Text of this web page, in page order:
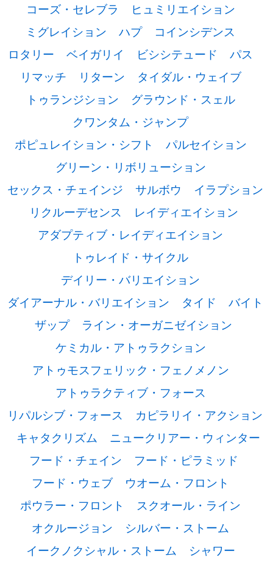
コーズ・セレブラ
ヒュミリエイション
ミグレイション
ハプ
コインシデンス
ロタリー
ベイガリイ ビシシテュード
パス
リマッチ
リターン
タイダル・ウェイブ
トゥランジション
グラウンド・スェル
クワンタム・ジャンプ
ポピュレイション・シフト
パルセイション
グリーン・リボリューション
セックス・チェインジ
サルボウ
イラプション
リクルーデセンス
レイディエイション
アダプティブ・レイディエイション
トゥレイド・サイクル
デイリー・バリエイション
ダイアーナル・バリエイション
タイド
バイト
ザップ
ライン・オーガニゼイション
ケミカル・アトゥラクション
アトゥモスフェリック・フェノメノン
アトゥラクティブ・フォース
リパルシブ・フォース
カピラリイ・アクション
キャタクリズム
ニュークリアー・ウィンター
フード・チェイン
フード・ピラミッド
フード・ウェブ
ウオーム・フロント
ポウラー・フロント
スクオール・ライン
オクルージョン
シルバー・ストーム
イークノクシャル・ストーム
シャワー